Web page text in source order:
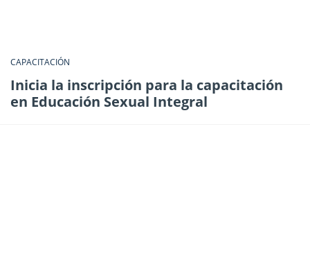
CAPACITACIÓN
Inicia la inscripción para la capacitación
en Educación Sexual Integral